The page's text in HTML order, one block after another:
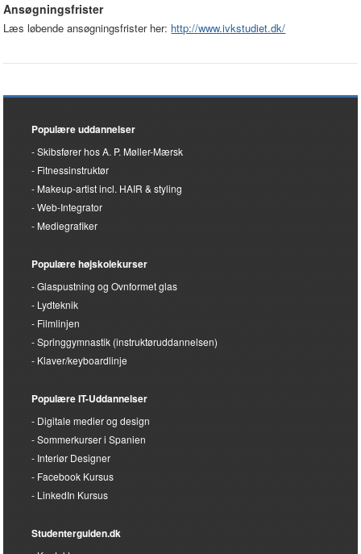
Ansøgningsfrister
Læs løbende ansøgningsfrister her: http://www.ivkstudiet.dk/
Populære uddannelser
Skibsfører hos A. P. Møller-Mærsk
Fitnessinstruktør
Makeup-artist incl. HAIR & styling
Web-Integrator
Mediegrafiker
Populære højskolekurser
Glaspustning og Ovnformet glas
Lydteknik
Filmlinjen
Springgymnastik (instruktøruddannelsen)
Klaver/keyboardlinje
Populære IT-Uddannelser
Digitale medier og design
Sommerkurser i Spanien
Interiør Designer
Facebook Kursus
LinkedIn Kursus
Studenterguiden.dk